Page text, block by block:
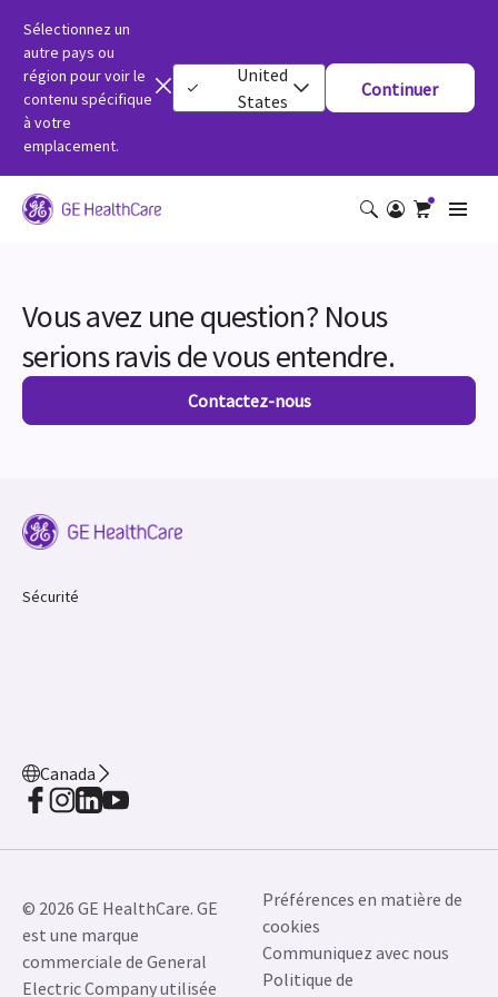
Sélectionnez un
autre pays ou
région pour voir le
contenu spécifique
à votre
emplacement.
United
States
Continuer
Vous avez une question? Nous
serions ravis de vous entendre.
Contactez-nous
Sécurité
Canada
© 2026 GE HealthCare. GE
est une marque
commerciale de General
Electric Company utilisée
Préférences en matière de
cookies
Communiquez avec nous
Politique de